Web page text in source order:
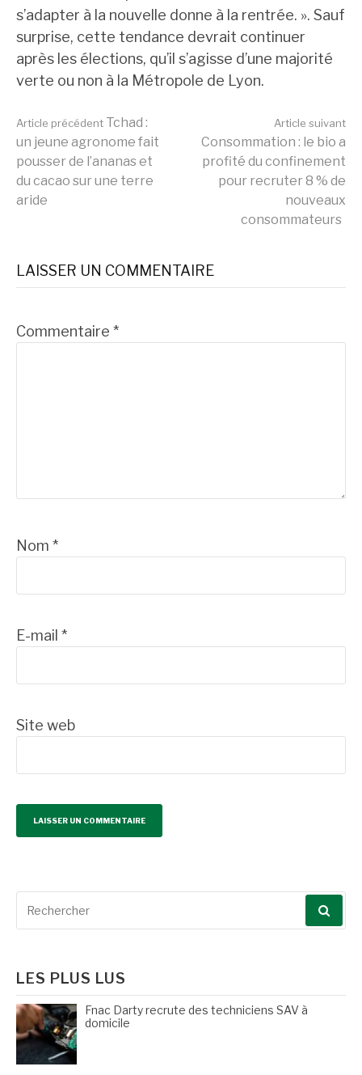
s’adapter à la nouvelle donne à la rentrée. ». Sauf
surprise, cette tendance devrait continuer
après les élections, qu’il s’agisse d’une majorité
verte ou non à la Métropole de Lyon.
Lire
la
Article précédent Tchad :
un jeune agronome fait
pousser de l’ananas et
du cacao sur une terre
aride
Article suivant
Consommation : le bio a
profité du confinement
pour recruter 8 % de
nouveaux
consommateurs
LAISSER UN COMMENTAIRE
Commentaire *
Nom *
E-mail *
Site web
Recherche
LES PLUS LUS
Fnac Darty recrute des techniciens SAV à
domicile